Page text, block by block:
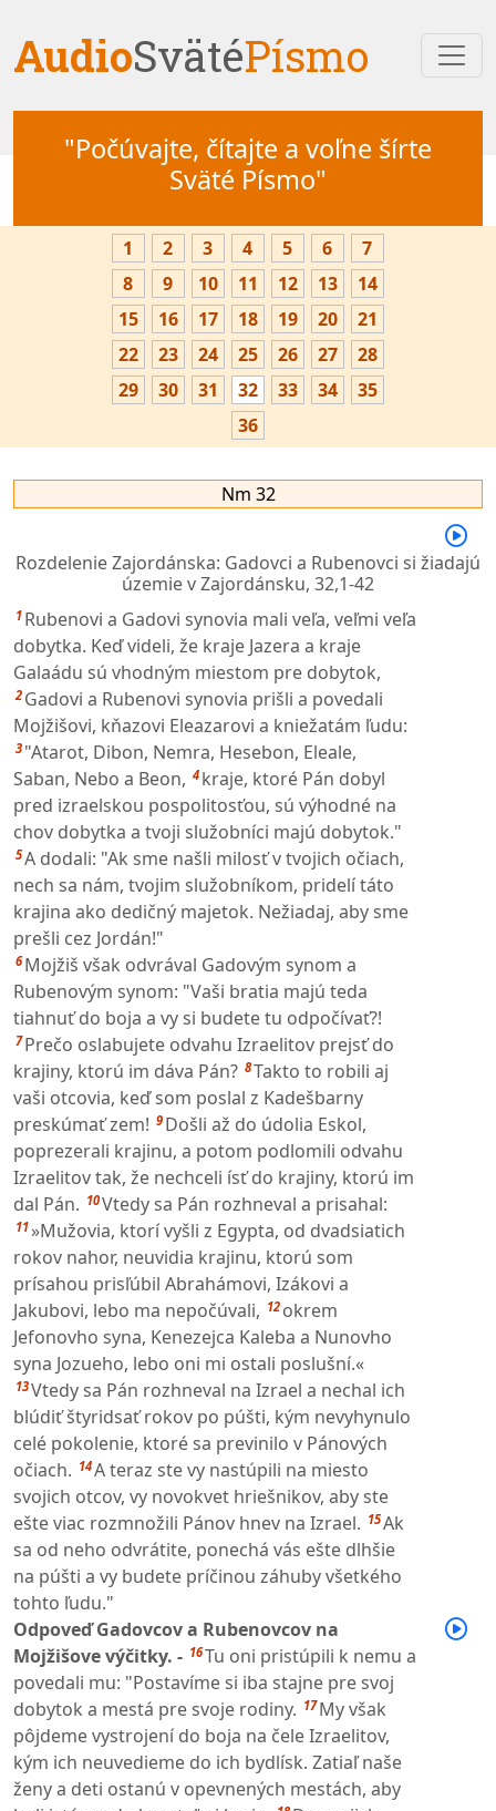
AudioSvätéPísmo
"Počúvajte, čítajte a voľne šírte
Sväté Písmo"
1 2 3 4 5 6
7
8
9 10 11 12 13
14
15
16 17 18 19 20
21
22
23 24 25 26 27
28
29
30 31 32 33 34
35
36
Nm 32
Rozdelenie Zajordánska: Gadovci a Rubenovci si žiadajú
územie v Zajordánsku, 32,1-42
1 Rubenovi a Gadovi synovia mali veľa, veľmi veľa
dobytka. Keď videli, že kraje Jazera a kraje
Galaádu sú vhodným miestom pre dobytok,
2 Gadovi a Rubenovi synovia prišli a povedali
Mojžišovi, kňazovi Eleazarovi a kniežatám ľudu:
3 "Atarot, Dibon, Nemra, Hesebon, Eleale,
Saban, Nebo a Beon, 4 kraje, ktoré Pán dobyl
pred izraelskou pospolitosťou, sú výhodné na
chov dobytka a tvoji služobníci majú dobytok."
5A dodali: "Ak sme našli milosť v tvojich očiach,
nech sa nám, tvojim služobníkom, pridelí táto
krajina ako dedičný majetok. Nežiadaj, aby sme
prešli cez Jordán!"
6 Mojžiš však odvrával Gadovým synom a
Rubenovým synom: "Vaši bratia majú teda
tiahnuť do boja a vy si budete tu odpočívať?!
7 Prečo oslabujete odvahu Izraelitov prejsť do
krajiny, ktorú im dáva Pán? 8Takto to robili aj
vaši otcovia, keď som poslal z Kadešbarny
preskúmať zem! 9 Došli až do údolia Eskol,
poprezerali krajinu, a potom podlomili odvahu
Izraelitov tak, že nechceli ísť do krajiny, ktorú im
dal Pán. 10Vtedy sa Pán rozhneval a prisahal:
11 »Mužovia, ktorí vyšli z Egypta, od dvadsiatich
rokov nahor, neuvidia krajinu, ktorú som
prísahou prisľúbil Abrahámovi, Izákovi a
Jakubovi, lebo ma nepočúvali, 12 okrem
Jefonovho syna, Kenezejca Kaleba a Nunovho
syna Jozueho, lebo oni mi ostali poslušní.«
13Vtedy sa Pán rozhneval na Izrael a nechal ich
blúdiť štyridsať rokov po púšti, kým nevyhynulo
celé pokolenie, ktoré sa previnilo v Pánových
očiach. 14A teraz ste vy nastúpili na miesto
svojich otcov, vy novokvet hriešnikov, aby ste
ešte viac rozmnožili Pánov hnev na Izrael. 15Ak
sa od neho odvrátite, ponechá vás ešte dlhšie
na púšti a vy budete príčinou záhuby všetkého
tohto ľudu."
Odpoveď Gadovcov a Rubenovcov na
Mojžišove výčitky. - 16Tu oni pristúpili k nemu a
povedali mu: "Postavíme si iba stajne pre svoj
dobytok a mestá pre svoje rodiny. 17 My však
pôjdeme vystrojení do boja na čele Izraelitov,
kým ich neuvedieme do ich bydlísk. Zatiaľ naše
ženy a deti ostanú v opevnených mestách, aby